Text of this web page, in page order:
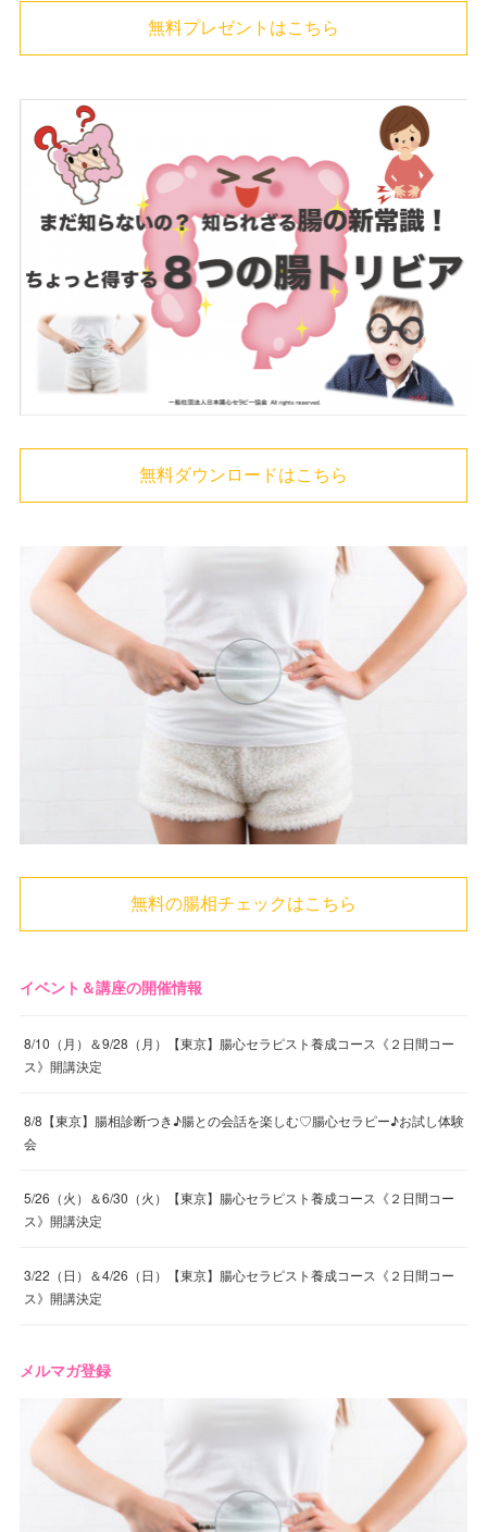
無料プレゼントはこちら
無料ダウンロードはこちら
無料の腸相チェックはこちら
イベント＆講座の開催情報
8/10（月）＆9/28（月）【東京】腸心セラピスト養成コース《２日間コー
ス》開講決定
8/8【東京】腸相診断つき♪腸との会話を楽しむ♡腸心セラピー♪お試し体験
会
5/26（火）＆6/30（火）【東京】腸心セラピスト養成コース《２日間コー
ス》開講決定
3/22（日）＆4/26（日）【東京】腸心セラピスト養成コース《２日間コー
ス》開講決定
メルマガ登録